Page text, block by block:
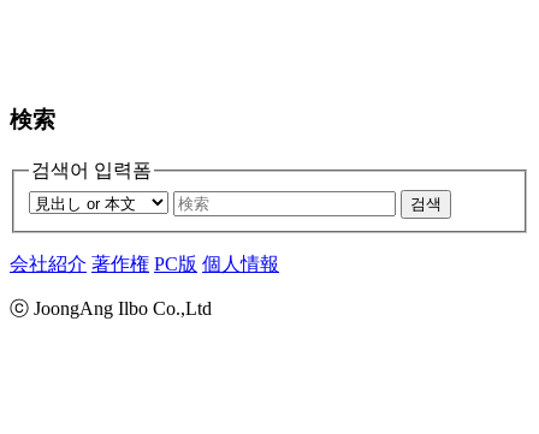
検索
검색어 입력폼
검색
会社紹介 著作権 PC版 個人情報
ⓒ JoongAng Ilbo Co.,Ltd